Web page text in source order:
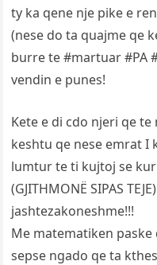
ty ka qene nje pike e
(nese do ta quajme qe
burre te #martuar #PA
vendin e punes!
Kete e di cdo njeri qe
keshtu qe nese emrat I
lumtur te ti kujtoj se kur
(GJITHMONË SIPAS
jashtezakoneshme!!!
Me matematiken paske
sepse ngado qe ta